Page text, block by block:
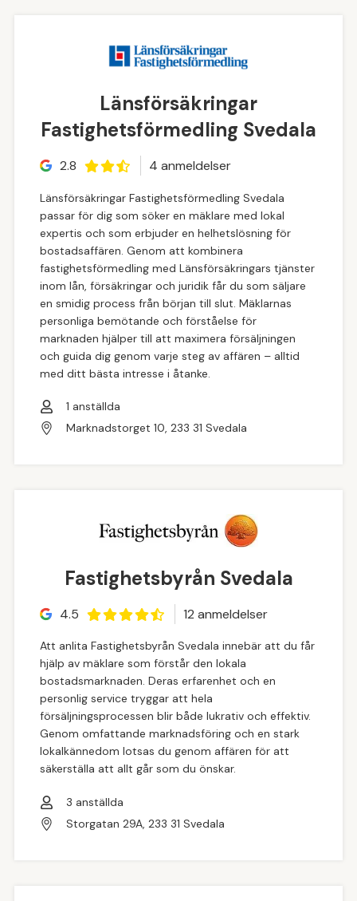
Länsförsäkringar
Fastighetsförmedling Svedala
2.8 4 anmeldelser
Länsförsäkringar Fastighetsförmedling Svedala
passar för dig som söker en mäklare med lokal
expertis och som erbjuder en helhetslösning för
bostadsaffären. Genom att kombinera
fastighetsförmedling med Länsförsäkringars tjänster
inom lån, försäkringar och juridik får du som säljare
en smidig process från början till slut. Mäklarnas
personliga bemötande och förståelse för
marknaden hjälper till att maximera försäljningen
och guida dig genom varje steg av affären – alltid
med ditt bästa intresse i åtanke.
1 anställda
Marknadstorget 10, 233 31 Svedala
Fastighetsbyrån Svedala
4.5 12 anmeldelser
Att anlita Fastighetsbyrån Svedala innebär att du får
hjälp av mäklare som förstår den lokala
bostadsmarknaden. Deras erfarenhet och en
personlig service tryggar att hela
försäljningsprocessen blir både lukrativ och effektiv.
Genom omfattande marknadsföring och en stark
lokalkännedom lotsas du genom affären för att
säkerställa att allt går som du önskar.
3 anställda
Storgatan 29A, 233 31 Svedala